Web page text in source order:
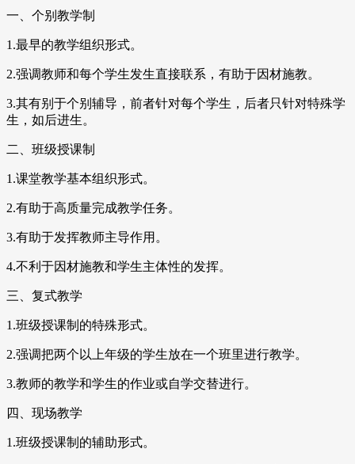
一、个别教学制
1.最早的教学组织形式。
2.强调教师和每个学生发生直接联系，有助于因材施教。
3.其有别于个别辅导，前者针对每个学生，后者只针对特殊学
生，如后进生。
二、班级授课制
1.课堂教学基本组织形式。
2.有助于高质量完成教学任务。
3.有助于发挥教师主导作用。
4.不利于因材施教和学生主体性的发挥。
三、复式教学
1.班级授课制的特殊形式。
2.强调把两个以上年级的学生放在一个班里进行教学。
3.教师的教学和学生的作业或自学交替进行。
四、现场教学
1.班级授课制的辅助形式。